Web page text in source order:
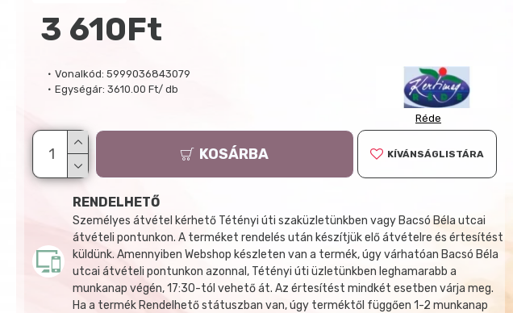
Vonalkód: 5999036843079
Egységár: 3610.00 Ft/ db
Réde
3 610Ft
KOSÁRBA KÍVÁNSÁGLISTÁRA
RENDELHETŐ
Személyes átvétel kérhető Tétényi úti szaküzletünkben vagy Bacsó Béla utcai
átvételi pontunkon. A terméket rendelés után készítjük elő átvételre és értesítést
küldünk. Amennyiben Webshop készleten van a termék, úgy várhatóan Bacsó Béla
utcai átvételi pontunkon azonnal, Tétényi úti üzletünkben leghamarabb a
munkanap végén, 17:30-tól vehető át. Az értesítést mindkét esetben várja meg.
Ha a termék Rendelhető státuszban van, úgy terméktől függően 1-2 munkanap